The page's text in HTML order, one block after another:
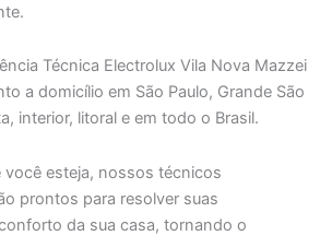
Técnica Electrolux Vila Nova Mazzei
a domicílio em São Paulo, Grande São
interior, litoral e em todo o Brasil.
você esteja, nossos técnicos
prontos para resolver suas
da sua casa, tornando o